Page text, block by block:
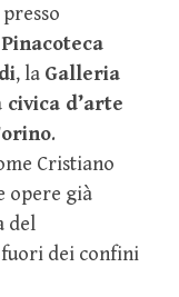
Pinacoteca
, la Galleria
d’arte
.
Cristiano
opere già
del
dei confini